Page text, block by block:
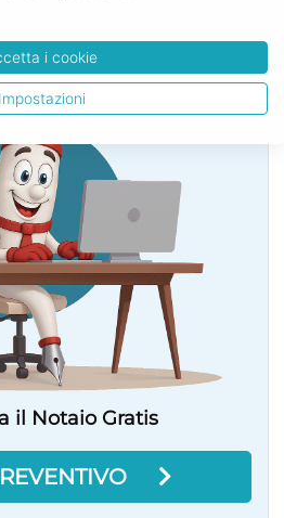
DEL NOTAIO?
il Notaio Gratis
i cookie
Impostazioni